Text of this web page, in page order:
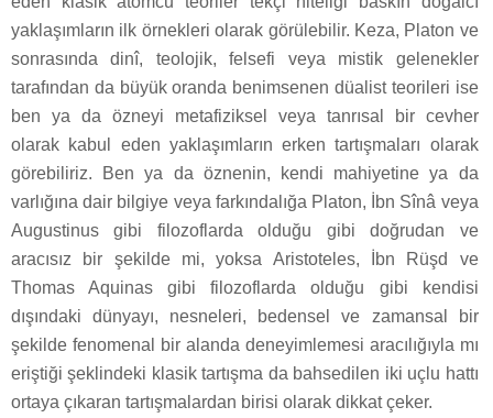
yaklaşımların ilk örnekleri olarak görülebilir. Keza, Platon ve
sonrasında dinî, teolojik, felsefi veya mistik gelenekler
tarafından da büyük oranda benimsenen düalist teorileri ise
ben ya da özneyi metafiziksel veya tanrısal bir cevher
olarak kabul eden yaklaşımların erken tartışmaları olarak
görebiliriz. Ben ya da öznenin, kendi mahiyetine ya da
varlığına dair bilgiye veya farkındalığa Platon, İbn Sînâ veya
Augustinus gibi filozoflarda olduğu gibi doğrudan ve
aracısız bir şekilde mi, yoksa Aristoteles, İbn Rüşd ve
Thomas Aquinas gibi filozoflarda olduğu gibi kendisi
dışındaki dünyayı, nesneleri, bedensel ve zamansal bir
şekilde fenomenal bir alanda deneyimlemesi aracılığıyla mı
eriştiği şeklindeki klasik tartışma da bahsedilen iki uçlu hattı
ortaya çıkaran tartışmalardan birisi olarak dikkat çeker.